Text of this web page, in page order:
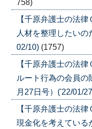
758)
【千原弁護士の法
人材を整理したい
02/10) (1757)
【千原弁護士の法
ルート行為の会員の
月27日号）('22/01/
【千原弁護士の法
現金化を考えている